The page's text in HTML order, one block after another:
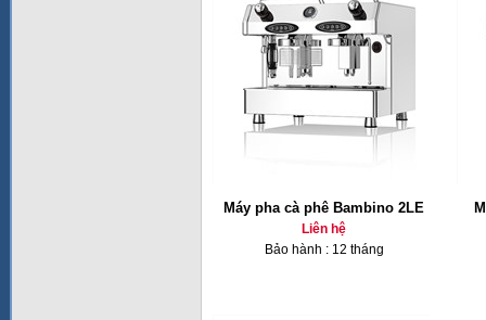
Máy pha cà phê Bambino 2LE
Liên hệ
Bảo hành : 12 tháng